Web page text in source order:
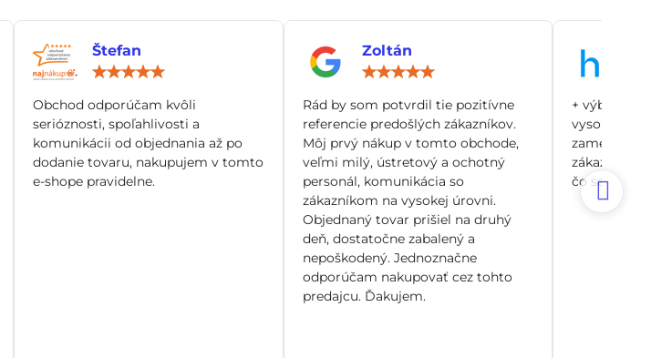
Štefan
Obchod odporúčam kvôli
serióznosti, spoľahlivosti a
komunikácii od objednania až po
dodanie tovaru, nakupujem v tomto
e-shope pravidelne.
Zoltán
/
5
Rád by som potvrdil tie pozitívne
referencie predošlých zákazníkov.
Môj prvý nákup v tomto obchode,
veľmi milý, ústretový a ochotný
personál, komunikácia so
zákazníkom na vysokej úrovni.
Objednaný tovar prišiel na druhý
deň, dostatočne zabalený a
nepoškodený. Jednoznačne
odporúčam nakupovať cez tohto
predajcu. Ďakujem.
+ výborný
vysoko
zamerané
zákazníka,
čo sa dá.